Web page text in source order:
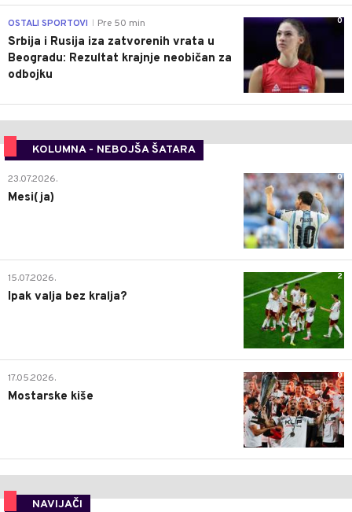
0
OSTALI SPORTOVI Pre 50 min
Srbija i Rusija iza zatvorenih vrata u
Beogradu: Rezultat krajnje neobičan za
odbojku
KOLUMNA - NEBOJŠA ŠATARA
0
23.07.2026.
Mesi(ja)
2
15.07.2026.
Ipak valja bez kralja?
0
17.05.2026.
Mostarske kiše
NAVIJAČI